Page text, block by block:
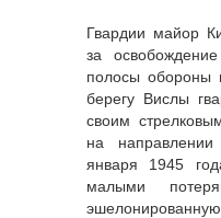
Гвардии майор
за
полосы обороны
берегу Вислы
своим
на
января 1945
малыми